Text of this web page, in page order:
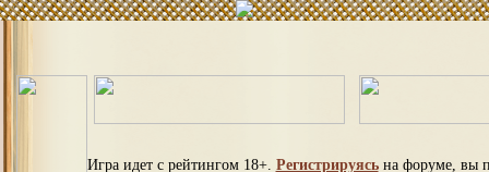
Игра идет с рейтингом 18+. Регистрируясьна форуме, вы